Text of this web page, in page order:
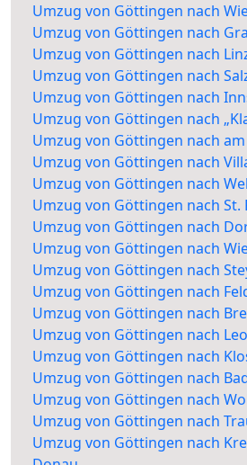
Umzug von Göttingen nach
Umzug von Göttingen nach
Umzug von Göttingen nach
Umzug von Göttingen nach
Umzug von Göttingen nach
Umzug von Göttingen nach
Umzug von Göttingen nach
Umzug von Göttingen nach
Umzug von Göttingen nach
Umzug von Göttingen nach St.
Umzug von Göttingen nach
Umzug von Göttingen nach
Umzug von Göttingen nach
Umzug von Göttingen nach
Umzug von Göttingen nach
Umzug von Göttingen nach
Umzug von Göttingen nach
Umzug von Göttingen nach
Umzug von Göttingen nach
Umzug von Göttingen nach
Umzug von Göttingen nach